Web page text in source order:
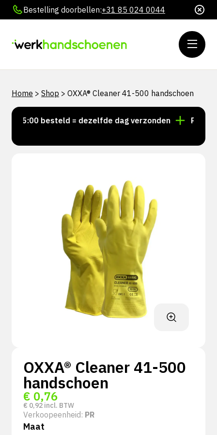
Bestelling doorbellen:+31 85 024 0044
Home > Shop > OXXA® Cleaner 41-500 handschoen
15:00 besteld = dezelfde dag verzonden
OXXA® Cleaner 41-500
handschoen
€ 0,76
€ 0,92 incl. BTW
Verkoopeenheid: PR
Maat